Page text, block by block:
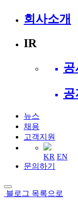
회사소개
IR
공
공
뉴스
채용
고객지원
KR EN
문의하기
블로그 목록으로